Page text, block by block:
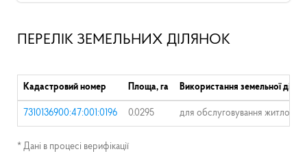
ПЕРЕЛІК ЗЕМЕЛЬНИХ ДІЛЯНОК
Кадастровий номер Площа, га Використання земельної
7310136900:47:001:0196 0.0295 для обслуговування
* Дані в процесі верифікації